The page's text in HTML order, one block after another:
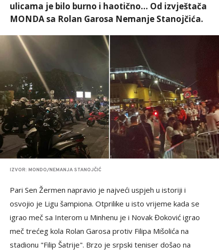
ulicama je bilo burno i haotično... Od izvještača
MONDA sa Rolan Garosa Nemanje Stanojčića.
IZVOR: MONDO/NEMANJA STANOJČIĆ
Pari Sen Žermen napravio je najveći uspjeh u istoriji i
osvojio je Ligu šampiona. Otprilike u isto vrijeme kada se
igrao meč sa Interom u Minhenu je i Novak Đoković igrao
meč trećeg kola Rolan Garosa protiv Filipa Mišolića na
stadionu "Filip Šatrije". Brzo je srpski teniser došao na